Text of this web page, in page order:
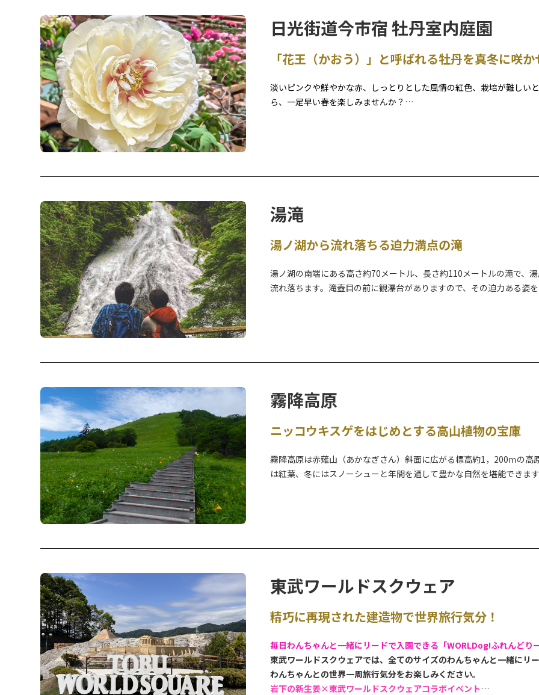
日光街道今市宿 牡丹室内庭園
「花王（かおう）」と呼ばれる牡丹を真冬に咲
淡いピンクや鮮やかな赤、しっとりとした風情の紅色、栽培が難しい
ら、一足早い春を楽しみませんか？
大輪の牡丹の端正な佇まいと、日本庭園風に装飾を施した室内会場で
湯滝
湯ノ湖から流れ落ちる迫力満点の滝
湯ノ湖の南端にある高さ約70メートル、長さ約110メートルの滝で、
流れ落ちます。滝壺目の前に観瀑台がありますので、その迫力ある姿
霧降高原
ニッコウキスゲをはじめとする高山植物の宝庫
霧降高原は赤薙山（あかなぎさん）斜面に広がる標高約1，200ｍの
は紅葉、冬にはスノーシューと年間を通して豊かな自然を堪能できます
ることができ、秋の紅葉や冬の雪景色もお楽しみいただけます。
霧降高原周辺のハイキングコース（大山・丸山・古道（戊辰の道）・
有効な対策についてはこちら をご参考にしてください。
東武ワールドスクウェア
精巧に再現された建造物で世界旅行気分！
毎日わんちゃんと一緒にリードで入園できる「WORLDog!ふれんどりー
東武ワールドスクウェアでは、全てのサイズのわんちゃんと一緒にリ
わんちゃんとの世界一周旅行気分をお楽しみください。
岩下の新生姜×東武ワールドスクウェアコラボイベント